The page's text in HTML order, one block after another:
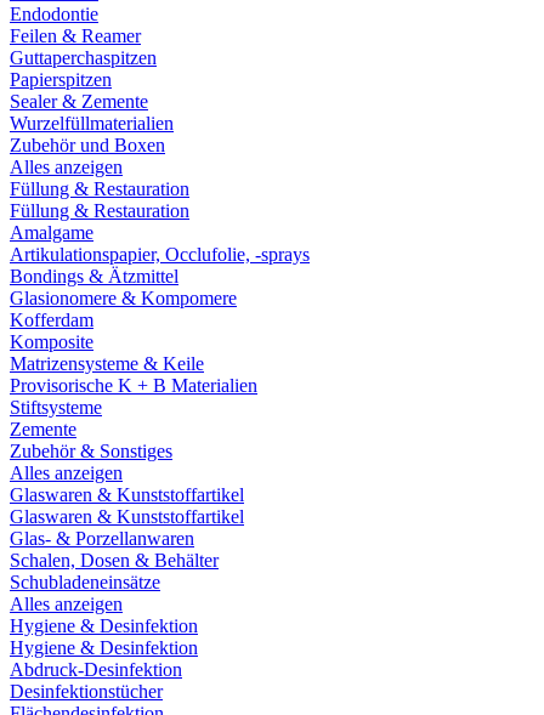
Endodontie
Feilen & Reamer
Guttaperchaspitzen
Papierspitzen
Sealer & Zemente
Wurzelfüllmaterialien
Zubehör und Boxen
Alles anzeigen
Füllung & Restauration
Füllung & Restauration
Amalgame
Artikulationspapier, Occlufolie, -sprays
Bondings & Ätzmittel
Glasionomere & Kompomere
Kofferdam
Komposite
Matrizensysteme & Keile
Provisorische K + B Materialien
Stiftsysteme
Zemente
Zubehör & Sonstiges
Alles anzeigen
Glaswaren & Kunststoffartikel
Glaswaren & Kunststoffartikel
Glas- & Porzellanwaren
Schalen, Dosen & Behälter
Schubladeneinsätze
Alles anzeigen
Hygiene & Desinfektion
Hygiene & Desinfektion
Abdruck-Desinfektion
Desinfektionstücher